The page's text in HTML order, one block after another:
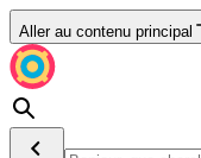
Aller au contenu principal